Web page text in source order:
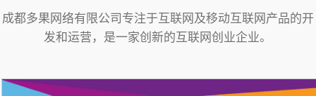
成都多果网络有限公司专注于互联网及移动互联网产品的开
发和运营，是一家创新的互联网创业企业。